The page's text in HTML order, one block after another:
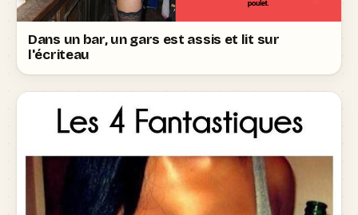
Dans un bar, un gars est assis et lit sur
l'écriteau